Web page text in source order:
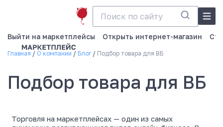
Выйти на маркетплейсы Открыть интернет-магазин
Главная О компании Блог Подбор товара для ВБ
Подбор товара для ВБ